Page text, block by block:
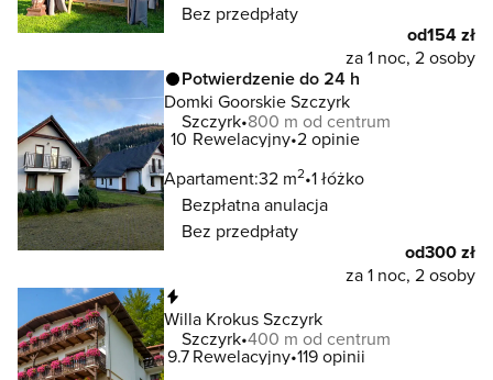
Bez przedpłaty
od154 zł
za 1 noc, 2 osoby
Potwierdzenie do 24 h
Domki Goorskie Szczyrk
Szczyrk 800 m od centrum
10 Rewelacyjny 2 opinie
Apartament:32 m2 1 łóżko
Bezpłatna anulacja
Bez przedpłaty
od300 zł
za 1 noc, 2 osoby
Willa Krokus Szczyrk
Szczyrk 400 m od centrum
9.7Rewelacyjny 119 opinii